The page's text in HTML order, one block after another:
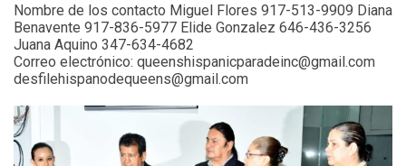
Nombre de los contacto Miguel Flores 917-513-9909 Diana
Benavente 917-836-5977 Elide Gonzalez 646-436-3256
Juana Aquino 347-634-4682
Correo electrónico: queenshispanicparadeinc@gmail.com
desfilehispanodequeens@gmail.com